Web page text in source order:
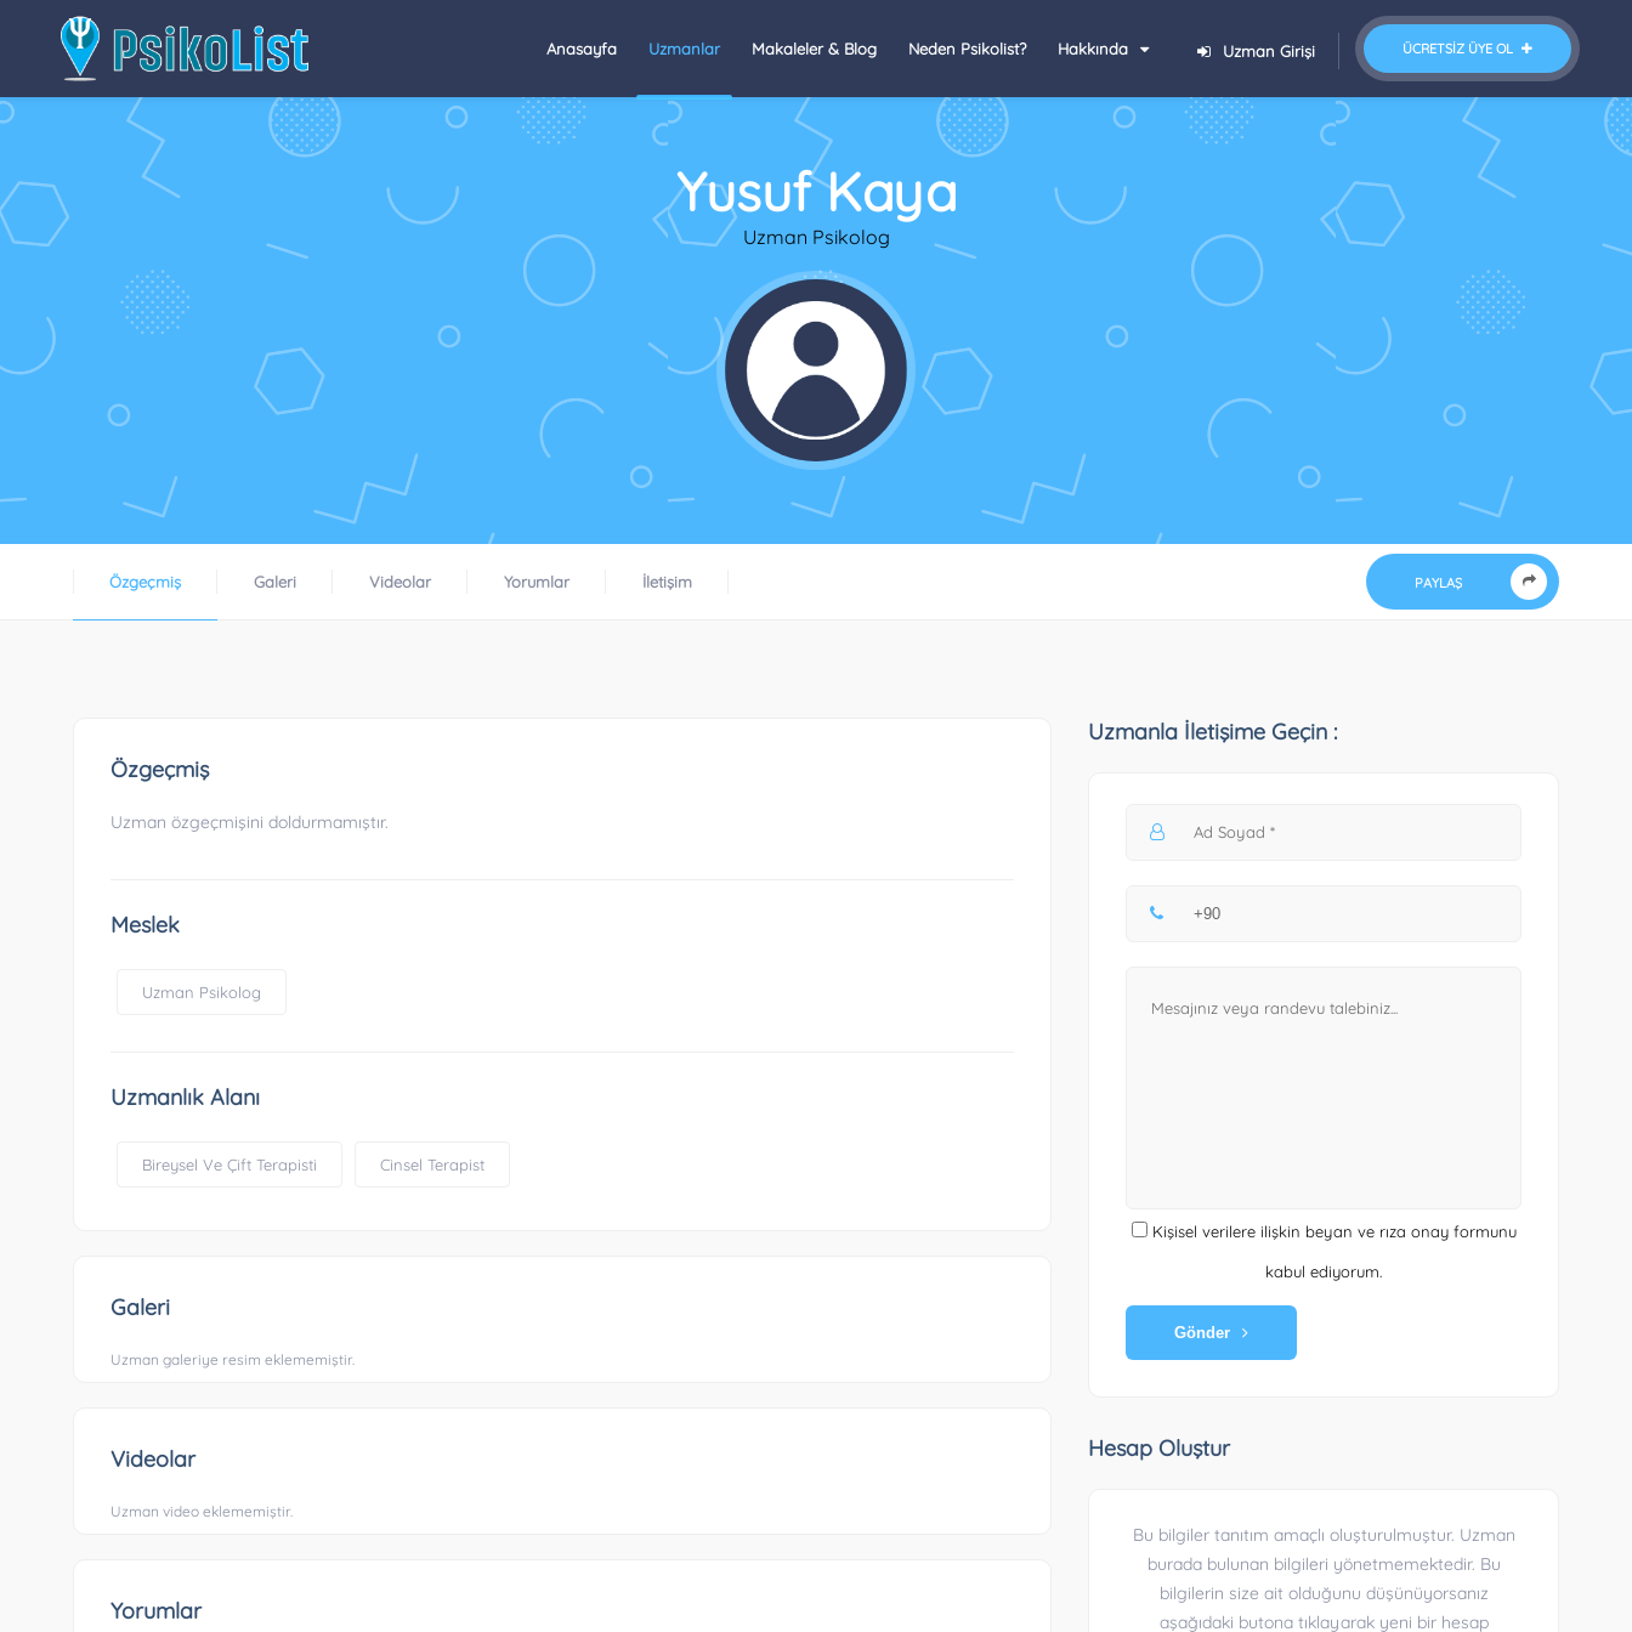
ÜCRETSIZ ÜYE OL
Uzman Girişi
Anasayfa Uzmanlar Makaleler & Blog Neden Psikolist? Hakkında
Yusuf Kaya
Uzman Psikolog
Özgeçmiş Galeri Videolar Yorumlar İletişim PAYLAŞ
Özgeçmiş
Uzman özgeçmişini doldurmamıştır.
Meslek
Uzman Psikolog
Uzmanlık Alanı
Bireysel Ve Çift Terapisti Cinsel Terapist
Galeri
Uzman galeriye resim eklememiştir.
Videolar
Uzman video eklememiştir.
Yorumlar
Uzmanla İletişime Geçin :
Kişisel verilere ilişkin beyan ve rıza onay formunu
kabul ediyorum.
Gönder
Hesap Oluştur
Bu bilgiler tanıtım amaçlı oluşturulmuştur. Uzman
burada bulunan bilgileri yönetmemektedir. Bu
bilgilerin size ait olduğunu düşünüyorsanız
aşağıdaki butona tıklayarak yeni bir hesap